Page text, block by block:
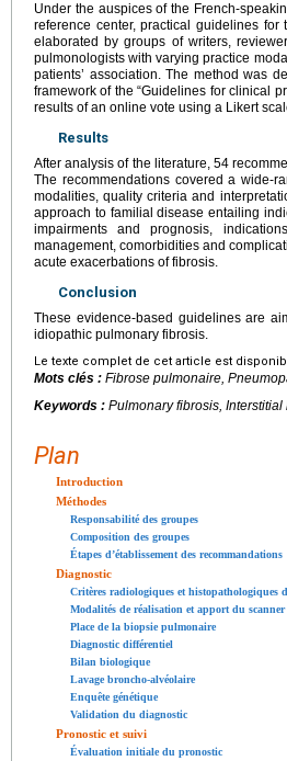
Under the auspices of the French-
reference center, practical guidelines
elaborated by groups of writers,
pulmonologists with varying practice
patients’ association. The method was
framework of the “Guidelines for clinical
results of an online vote using a Likert
Results
After analysis of the literature, 54
The recommendations covered a wide-
modalities, quality criteria and
approach to familial disease entailing
impairments and prognosis,
management, comorbidities and
acute exacerbations of fibrosis.
Conclusion
These evidence-based guidelines are
idiopathic pulmonary fibrosis.
Le texte complet de cet article est
Mots clés : Fibrose pulmonaire,
Keywords : Pulmonary fibrosis,
Plan
Introduction
Méthodes
Responsabilité des groupes
Composition des groupes
Étapes d’établissement des recommandations
Diagnostic
Critères radiologiques et histopathologiques
Modalités de réalisation et apport du
Place de la biopsie pulmonaire
Diagnostic différentiel
Bilan biologique
Lavage broncho-alvéolaire
Enquête génétique
Validation du diagnostic
Pronostic et suivi
Évaluation initiale du pronostic